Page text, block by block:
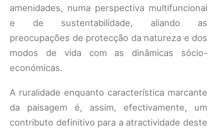
amenidades, numa perspectiva multifuncional
e de sustentabilidade, aliando as
preocupações de protecção da natureza e dos
modos de vida com as dinâmicas sócio-
económicas.
A ruralidade enquanto característica marcante
da paisagem é, assim, efectivamente, um
contributo definitivo para a atractividade deste